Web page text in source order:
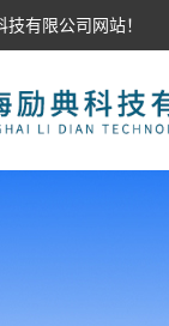
有限公司网站！